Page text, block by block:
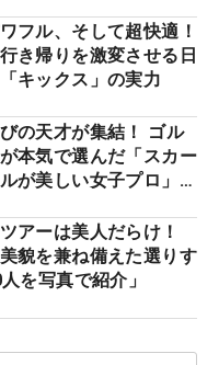
フル、そして超快適！
き帰りを激変させる日
キックス」の実力
の天才が集結！ ゴル
本気で選んだ「スカー
が美しい女子プロ」神
アーは美人だらけ！
美貌を兼ね備えた選りす
を写真で紹介」